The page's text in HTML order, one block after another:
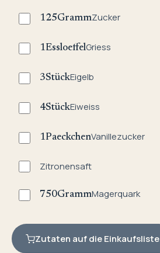
125GrammZucker
1EssloeffelGriess
3StückEigelb
4StückEiweiss
1PaeckchenVanillezucker
Zitronensaft
750GrammMagerquark
Zutaten auf die Einkaufsliste